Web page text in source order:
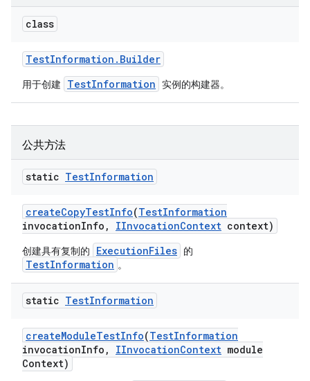
class
TestInformation . Builder
用于创建 TestInformation 实例的构建器。
公共方法
static TestInformation
createCopyTestInfo(TestInformation
invocationInfo , IInvocationContext context)
创建具有复制的 ExecutionFiles 的
TestInformation 。
static TestInformation
createModuleTestInfo(TestInformation
invocationInfo , IInvocationContext module
Context)